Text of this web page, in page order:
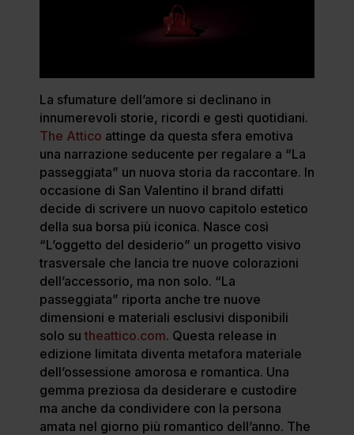
La sfumature dell’amore si declinano in
innumerevoli storie, ricordi e gesti quotidiani.
The Attico attinge da questa sfera emotiva
una narrazione seducente per regalare a “La
passeggiata” un nuova storia da raccontare. In
occasione di San Valentino il brand difatti
decide di scrivere un nuovo capitolo estetico
della sua borsa più iconica. Nasce così
“L’oggetto del desiderio” un progetto visivo
trasversale che lancia tre nuove colorazioni
dell’accessorio, ma non solo. “La
passeggiata” riporta anche tre nuove
dimensioni e materiali esclusivi disponibili
solo su theattico.com. Questa release in
edizione limitata diventa metafora materiale
dell’ossessione amorosa e romantica. Una
gemma preziosa da desiderare e custodire
ma anche da condividere con la persona
amata nel giorno più romantico dell’anno. The